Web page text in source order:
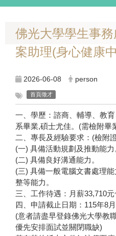
佛光大學學生事
案助理(身心健康
2026-06-08 person
首頁徵才
一、學歷：諮商、輔導、教
系畢業,碩士尤佳。(需檢附畢
二、專長及經驗要求：(檢附
(一) 具備活動規劃及推動能力
(二) 具備良好溝通能力。
(三) 具備一般電腦文書處理
整等能力。
三、工作待遇：月薪33,710元
四、申請截止日期：115年8月
(意者請盡早登錄佛光大學教
優先安排面試並關閉職缺)